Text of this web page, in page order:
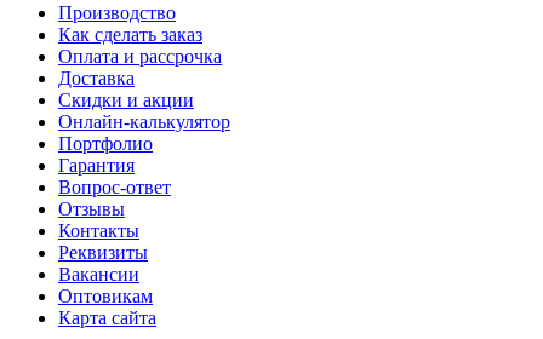
Производство
Как сделать заказ
Оплата и рассрочка
Доставка
Скидки и акции
Онлайн-калькулятор
Портфолио
Гарантия
Вопрос-ответ
Отзывы
Контакты
Реквизиты
Вакансии
Оптовикам
Карта сайта